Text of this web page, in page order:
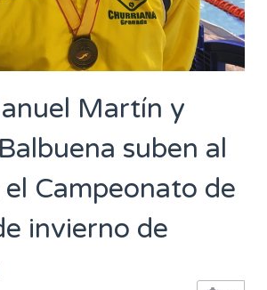
Martín y
suben al
Campeonato de
invierno de